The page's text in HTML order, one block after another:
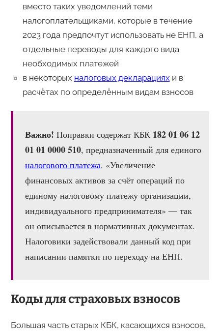
вместо таких уведомлений теми
налогоплательщиками, которые в течение
2023 года предпочтут использовать не ЕНП, а
отдельные переводы для каждого вида
необходимых платежей
в некоторых налоговых декларациях и в
расчётах по определённым видам взносов
Важно! Поправки содержат КБК 182 01 06 12
01 01 0000 510, предназначенный для единого
налогового платежа. «Увеличение
финансовых активов за счёт операций по
единому налоговому платежу организации,
индивидуального предпринимателя» — так
он описывается в нормативных документах.
Налоговики задействовали данный код при
написании памятки по переходу на ЕНП.
Коды для страховых взносов
Большая часть старых КБК, касающихся взносов,